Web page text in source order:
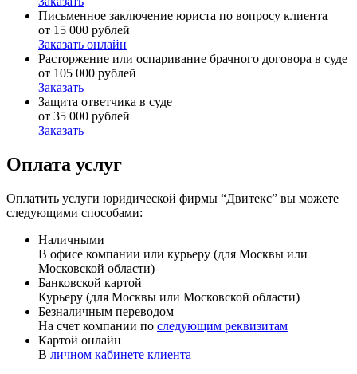
Письменное заключение юриста по вопросу клиента
от 15 000 рублей
Заказать онлайн
Расторжение или оспаривание брачного договора в суде
от 105 000 рублей
Заказать
Защита ответчика в суде
от 35 000 рублей
Заказать
Оплата услуг
Оплатить услуги юридической фирмы “Двитекс” вы можете
следующими способами:
Наличными
В офисе компании или курьеру (для Москвы или
Московской области)
Банковской картой
Курьеру (для Москвы или Московской области)
Безналичным переводом
На счет компании по следующим реквизитам
Картой онлайн
В личном кабинете клиента